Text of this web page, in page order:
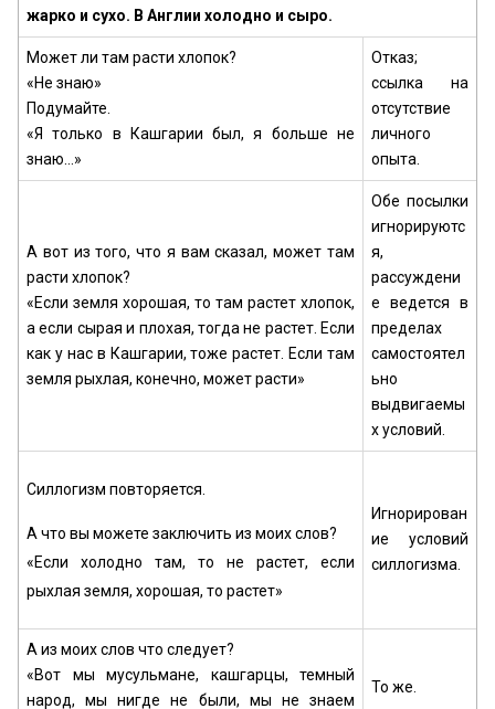
жарко и сухо. В Англии холодно и сыро.
Может ли там расти хлопок?
«Не знаю»
Подумайте.
«Я только в Кашгарии был, я больше не
знаю...»
Отказ;
ссылка на
отсутствие
личного
опыта.
А вот из того, что я вам сказал, может там
расти хлопок?
«Если земля хорошая, то там растет хлопок,
а если сырая и плохая, тогда не растет. Если
как у нас в Кашгарии, тоже растет. Если там
земля рыхлая, конечно, может расти»
Обе посылки
игнорируютс
я,
рассуждени
е ведется в
пределах
самостоятел
ьно
выдвигаемы
х условий.
Силлогизм повторяется.
А что вы можете заключить из моих слов?
«Если холодно там, то не растет, если
рыхлая земля, хорошая, то растет»
Игнорирован
ие условий
силлогизма.
А из моих слов что следует?
«Вот мы мусульмане, кашгарцы, темный
народ, мы нигде не были, мы не знаем
То же.